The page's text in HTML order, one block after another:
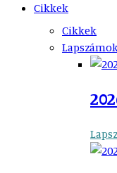
Cikkek
Cikkek